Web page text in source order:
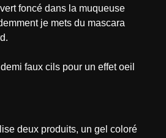
foncé dans la muqueuse
je mets du mascara
faux cils pour un effet oeil
deux produits, un gel coloré